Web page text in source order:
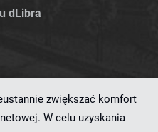
dLibra
zwiększać komfort
W celu uzyskania